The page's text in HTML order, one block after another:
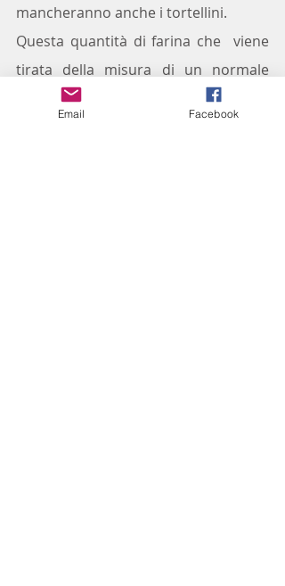
mancheranno anche i tortellini.
Questa quantità di farina che  viene
tirata della misura di un normale
matterello lungo veniva denominata
Email Facebook